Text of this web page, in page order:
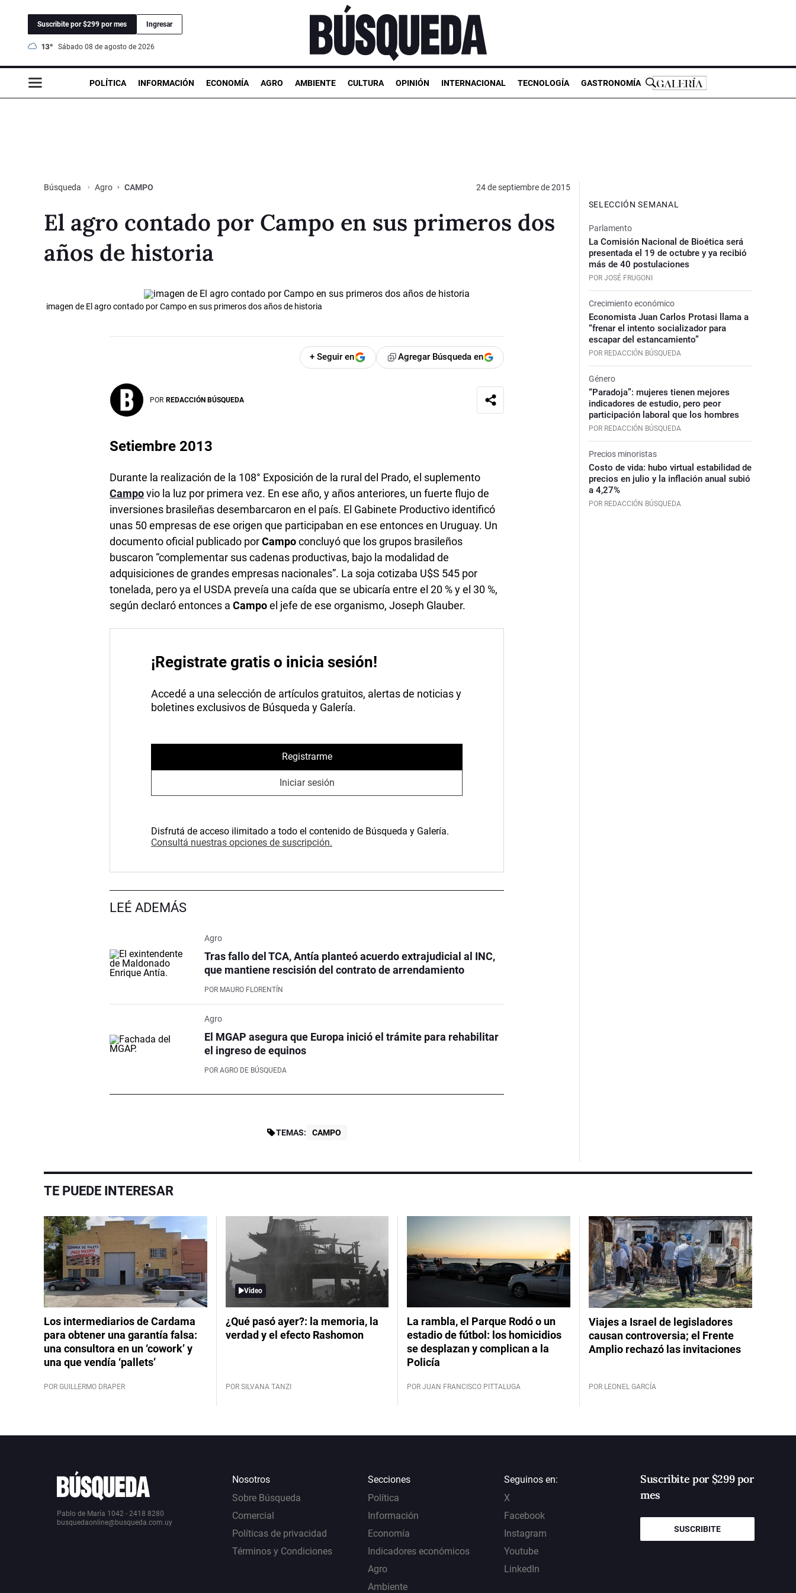
Suscribite por $299 por mes Ingresar
13° sábado 08 de agosto de 2026
POLÍTICA INFORMACIÓN ECONOMÍA AGRO AMBIENTE CULTURA OPINIÓN INTERNACIONAL TECNOLOGÍA GASTRONOMÍA
Búsqueda Agro CAMPO 24 de septiembre de 2015
El agro contado por Campo en sus primeros dos
años de historia
imagen de El agro contado por Campo en sus primeros dos años de historia
+ Seguir en Agregar Búsqueda en
POR REDACCIÓN BÚSQUEDA
Setiembre 2013
Durante la realización de la 108° Exposición de la rural del Prado, el suplemento
Campovio la luz por primera vez. En ese año, y años anteriores, un fuerte flujo de
inversiones brasileñas desembarcaron en el país. El Gabinete Productivo identificó
unas 50 empresas de ese origen que participaban en ese entonces en Uruguay. Un
documento oficial publicado porCampoconcluyó que los grupos brasileños
buscaron “complementar sus cadenas productivas, bajo la modalidad de
adquisiciones de grandes empresas nacionales”. La soja cotizaba U$S 545 por
tonelada, pero ya el USDA preveía una caída que se ubicaría entre el 20 % y el 30 %,
según declaró entonces aCampoel jefe de ese organismo, Joseph Glauber.
¡Registrate gratis o inicia sesión!
Accedé a una selección de artículos gratuitos, alertas de noticias y
boletines exclusivos de Búsqueda y Galería.
Registrarme
Iniciar sesión
Disfrutá de acceso ilimitado a todo el contenido de Búsqueda y Galería.
Consultá nuestras opciones de suscripción.
LEÉ ADEMÁS
Agro
Tras fallo del TCA, Antía planteó acuerdo extrajudicial al INC,
que mantiene rescisión del contrato de arrendamiento
POR MAURO FLORENTÍN
Agro
El MGAP asegura que Europa inició el trámite para rehabilitar
el ingreso de equinos
POR AGRO DE BÚSQUEDA
TEMAS: CAMPO
SELECCIÓN SEMANAL
Parlamento
La Comisión Nacional de Bioética será
presentada el 19 de octubre y ya recibió
más de 40 postulaciones
POR JOSÉ FRUGONI
Crecimiento económico
Economista Juan Carlos Protasi llama a
“frenar el intento socializador para
escapar del estancamiento”
POR REDACCIÓN BÚSQUEDA
Género
“Paradoja”: mujeres tienen mejores
indicadores de estudio, pero peor
participación laboral que los hombres
POR REDACCIÓN BÚSQUEDA
Precios minoristas
Costo de vida: hubo virtual estabilidad de
precios en julio y la inflación anual subió
a 4,27%
POR REDACCIÓN BÚSQUEDA
TE PUEDE INTERESAR
Los intermediarios de Cardama
para obtener una garantía falsa:
una consultora en un ‘cowork’ y
una que vendía ‘pallets’
POR GUILLERMO DRAPER
Video
¿Qué pasó ayer?: la memoria, la
verdad y el efecto Rashomon
POR SILVANA TANZI
La rambla, el Parque Rodó o un
estadio de fútbol: los homicidios
se desplazan y complican a la
Policía
POR JUAN FRANCISCO PITTALUGA
Viajes a Israel de legisladores
causan controversia; el Frente
Amplio rechazó las invitaciones
POR LEONEL GARCÍA
Pablo de María 1042 - 2418 8280
busquedaonline@busqueda.com.uy
Nosotros
Sobre Búsqueda
Comercial
Políticas de privacidad
Términos y Condiciones
Secciones
Política
Información
Economía
Indicadores económicos
Agro
Ambiente
Seguinos en:
X
Facebook
Instagram
Youtube
LinkedIn
Suscribite por $299 por
mes
SUSCRIBITE